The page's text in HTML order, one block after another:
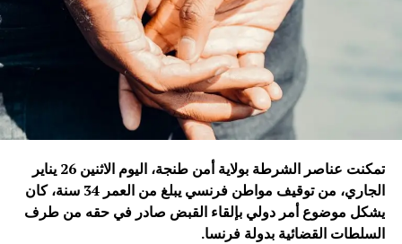
تمكنت عناصر الشرطة بولاية أمن طنجة، اليوم الاثنين 26 يناير
الجاري، من توقيف مواطن فرنسي يبلغ من العمر 34 سنة، كان
يشكل موضوع أمر دولي بإلقاء القبض صادر في حقه من طرف
السلطات القضائية بدولة فرنسا.